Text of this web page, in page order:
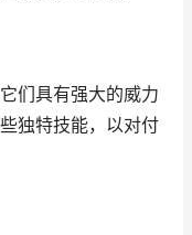
们具有强大的威力
独特技能，以对付